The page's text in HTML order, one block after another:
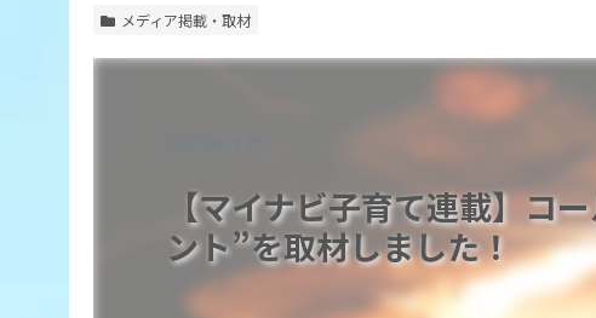
メディア掲載・取材
【マイナビ子育て連載】コ
ント”を取材しました！